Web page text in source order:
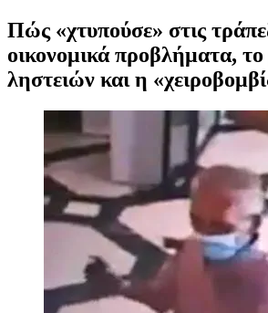
Πώς «χτυπούσε» στις
οικονομικά προβλήματα,
ληστειών και η